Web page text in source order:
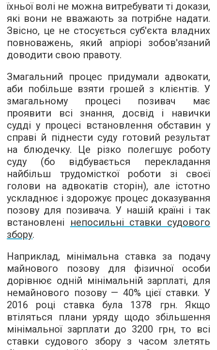
їхньої волі не можна витребувати ті докази,
які вони не вважають за потрібне надати.
Звісно, це не стосується суб'єкта владних
повноважень, який апріорі зобов'язаний
доводити свою правоту.
Змагальний процес придумали адвокати,
аби побільше взяти грошей з клієнтів. У
змагальному процесі позивач має
проявити всі знання, досвід і навички
судді у процесі встановлення обставин у
справі й піднести суду готовий результат
на блюдечку. Це різко полегшує роботу
суду (бо відбувається перекладання
найбільш трудомісткої роботи зі своєї
голови на адвокатів сторін), але істотно
ускладнює і здорожує процес доказування
позову для позивача. У нашій країні і так
встановлені непосильні ставки судового
збору.
Наприклад, мінімальна ставка за подачу
майнового позову для фізичної особи
дорівнює одній мінімальній зарплаті, для
немайнового позову — 40% цієї ставки. У
2016 році ставка була 1378 грн. Якщо
втіляться плани уряду щодо збільшення
мінімальної зарплати до 3200 грн, то всі
ставки судового збору з часом злетять